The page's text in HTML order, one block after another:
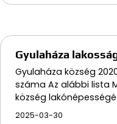
Gyulaháza
Gyulaháza község
száma Az alábbi lista
község
2025-03-30